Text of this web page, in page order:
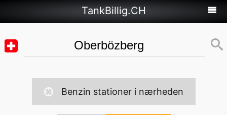
TankBillig.CH
Benzin stationer i nærheden